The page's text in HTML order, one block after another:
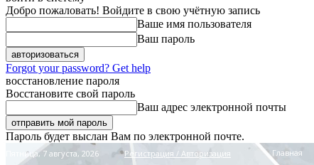
Добро пожаловать! Войдите в свою учётную запись
Ваше имя пользователя
Ваш пароль
Forgot your password? Get help
восстановление пароля
Восстановите свой пароль
Ваш адрес электронной почты
Пароль будет выслан Вам по электронной почте.
Пятница, 7 августа, 2026 Регистрация / Авторизация Главная